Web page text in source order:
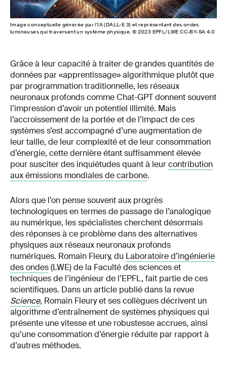
Image conceptuelle générée par l’IA (DALL-E 3) et représentant des ondes
lumineuses qui traversent un système physique. © 2023 EPFL/LWE CC-BY-SA 4.0
Grâce à leur capacité à traiter de grandes quantités de
données par «apprentissage» algorithmique plutôt que
par programmation traditionnelle, les réseaux
neuronaux profonds comme Chat-GPT donnent souvent
l’impression d’avoir un potentiel illimité. Mais
l’accroissement de la portée et de l’impact de ces
systèmes s’est accompagné d’une augmentation de
leur taille, de leur complexité et de leur consommation
d’énergie, cette dernière étant suffisamment élevée
pour susciter des inquiétudes quant à leurcontribution
aux émissions mondiales de carbone.
Alors que l’on pense souvent aux progrès
technologiques en termes de passage de l’analogique
au numérique, les spécialistes cherchent désormais
des réponses à ce problème dans des alternatives
physiques aux réseaux neuronaux profonds
numériques. Romain Fleury, du Laboratoire d’ingénierie
des ondes(LWE) de la Faculté des sciences et
techniques de l’ingénieur de l’EPFL, fait partie de ces
scientifiques. Dans un article publié dans la revue
Science, Romain Fleury et ses collègues décrivent un
algorithme d’entraînement de systèmes physiques qui
présente une vitesse et une robustesse accrues, ainsi
qu’une consommation d’énergie réduite par rapport à
d’autres méthodes.